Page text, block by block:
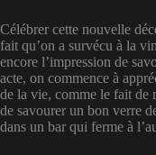
Célébrer cette nouvelle
fait qu’on a survécu à la
encore l’impression de
acte, on commence à
de la vie, comme le fait de
de savourer un bon verre
dans un bar qui ferme à